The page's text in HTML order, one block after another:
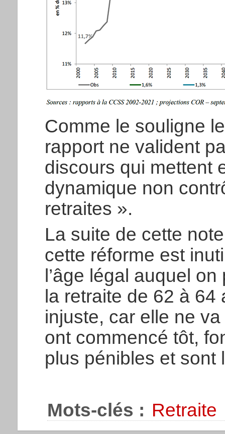
Comme le souligne
rapport ne valident
discours qui mettent
dynamique non
retraites ».
La suite de cette
cette réforme est
l’âge légal auquel
la retraite de 62 à 64
injuste, car elle ne
ont commencé tôt,
plus pénibles et sont
Mots-clés : Retraite